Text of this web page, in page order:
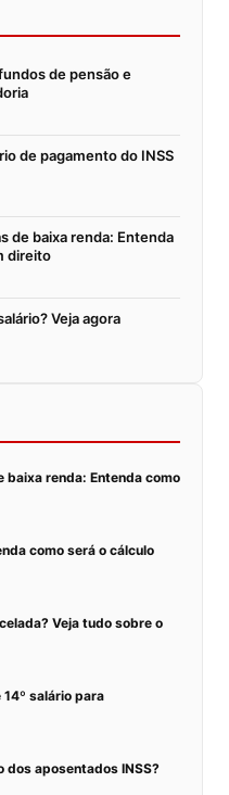
de pensão e
de pagamento do INSS
de baixa renda: Entenda
direito
Veja agora
renda: Entenda como
como será o cálculo
Veja tudo sobre o
salário para
dos aposentados INSS?